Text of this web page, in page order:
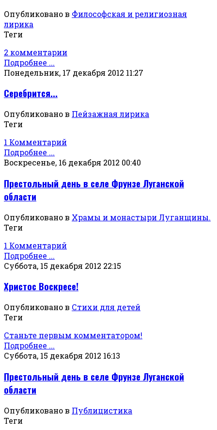
Опубликовано в Философская и религиозная
лирика
Теги
2 комментарии
Подробнее ...
Понедельник, 17 декабря 2012 11:27
Серебрится...
Опубликовано в Пейзажная лирика
Теги
1 Комментарий
Подробнее ...
Воскресенье, 16 декабря 2012 00:40
Престольный день в селе Фрунзе Луганской
области
Опубликовано в Храмы и монастыри Луганщины.
Теги
1 Комментарий
Подробнее ...
Суббота, 15 декабря 2012 22:15
Христос Воскресе!
Опубликовано в Стихи для детей
Теги
Станьте первым комментатором!
Подробнее ...
Суббота, 15 декабря 2012 16:13
Престольный день в селе Фрунзе Луганской
области
Опубликовано в Публицистика
Теги